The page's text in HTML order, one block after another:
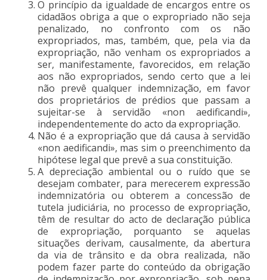
O princípio da igualdade de encargos entre os
cidadãos obriga a que o expropriado não seja
penalizado, no confronto com os não
expropriados, mas, também, que, pela via da
expropriação, não venham os expropriados a
ser, manifestamente, favorecidos, em relação
aos não expropriados, sendo certo que a lei
não prevê qualquer indemnização, em favor
dos proprietários de prédios que passam a
sujeitar-se à servidão «non aedificandi»,
independentemente do acto da expropriação.
Não é a expropriação que dá causa à servidão
«non aedificandi», mas sim o preenchimento da
hipótese legal que prevê a sua constituição.
A depreciação ambiental ou o ruído que se
desejam combater, para merecerem expressão
indemnizatória ou obterem a concessão de
tutela judiciária, no processo de expropriação,
têm de resultar do acto de declaração pública
de expropriação, porquanto se aquelas
situações derivam, causalmente, da abertura
da via de trânsito e da obra realizada, não
podem fazer parte do conteúdo da obrigação